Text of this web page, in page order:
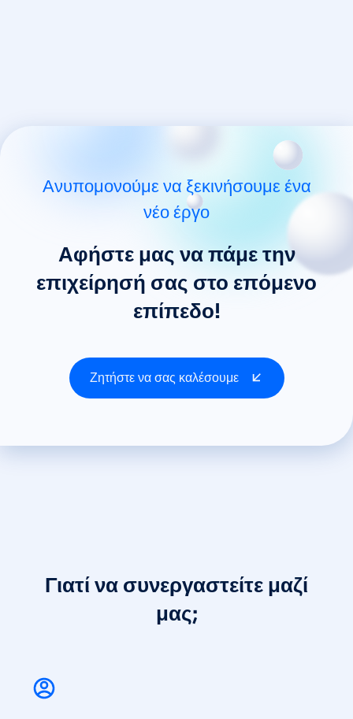
Ανυπομονούμε να ξεκινήσουμε ένα
νέο έργο
Αφήστε μας να πάμε την
επιχείρησή σας στο επόμενο
επίπεδο!
Ζητήστε να σας καλέσουμε
Γιατί να συνεργαστείτε μαζί
μας;